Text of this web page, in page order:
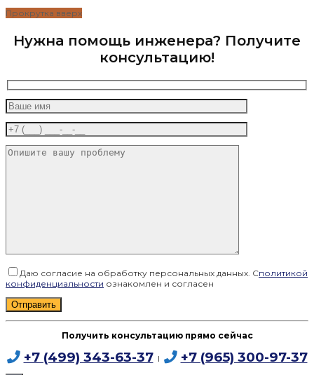
Прокрутка вверх
Нужна помощь инженера? Получите
консультацию!
Даю согласие на обработку персональных данных. Сполитикой
конфиденциальности ознакомлен и согласен
Получить консультацию прямо сейчас
+7 (499) 343-63-37 I +7 (965) 300-97-37